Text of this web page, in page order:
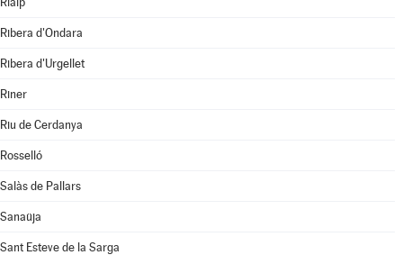
Ribera d'Ondara
Ribera d'Urgellet
Riner
Riu de Cerdanya
Rosselló
Salàs de Pallars
Sanaüja
Sant Esteve de la Sarga